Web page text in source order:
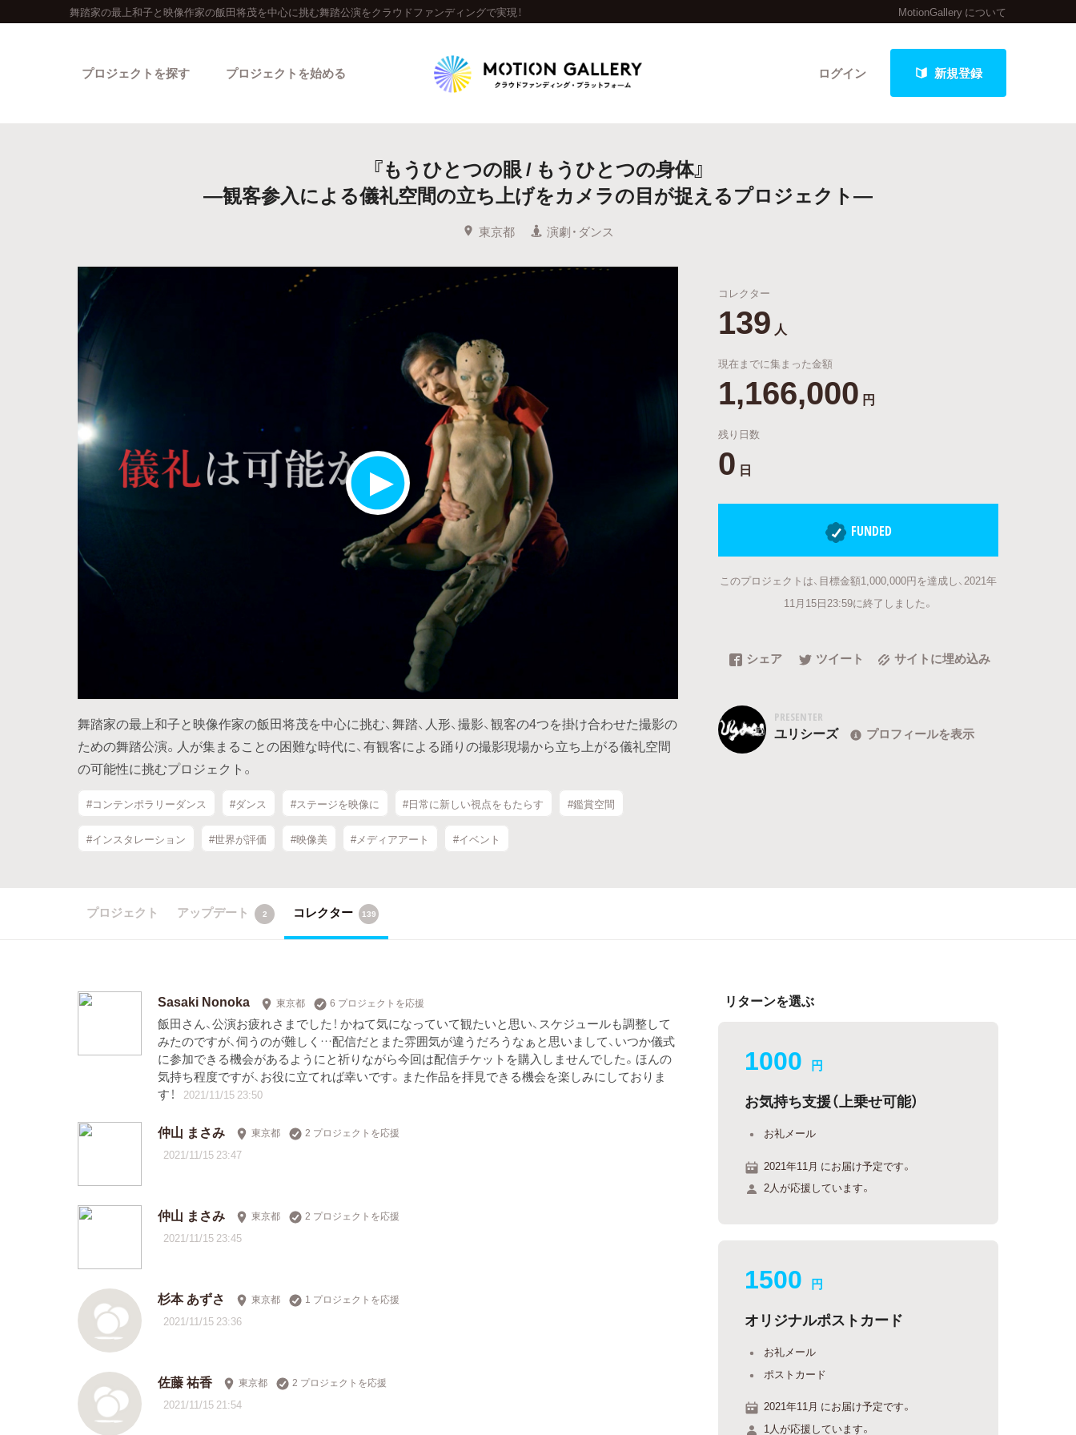
舞踏家の最上和子と映像作家の飯田将茂を中心に挑む舞踏公演をクラウドファンディングで実現！ MotionGallery について
ログイン 新規登録
プロジェクトを探す
人気のプロジェクト 新着プロジェクト 終了間近のプロジェクト
Feature
カテゴリーから探す タグから探す キュレーターから探す 特集から探す
最新達成プロジェクト
プロジェクトを始める
『もうひとつの眼 / もうひとつの身体』
―観客参入による儀礼空間の立ち上げをカメラの目が捉えるプロジェクト―
東京都 演劇・ダンス
舞踏家の最上和子と映像作家の飯田将茂を中心に挑む、舞踏、人形、撮影、観客の4つを掛け合わせた撮影の
ための舞踏公演。人が集まることの困難な時代に、有観客による踊りの撮影現場から立ち上がる儀礼空間
の可能性に挑むプロジェクト。
#コンテンポラリーダンス #ダンス #ステージを映像に #日常に新しい視点をもたらす #鑑賞空間
#インスタレーション #世界が評価 #映像美 #メディアアート #イベント
コレクター
139 人
現在までに集まった金額
1,166,000 円
残り日数
0 日
FUNDED
このプロジェクトは、目標金額1,000,000円を達成し、2021年
11月15日23:59に終了しました。
シェア ツイート サイトに埋め込み
PRESENTER
ユリシーズ プロフィールを表示
プロジェクト アップデート 2 コレクター 139
Sasaki Nonoka 東京都 6 プロジェクトを応援
飯田さん、公演お疲れさまでした！ かねて気になっていて観たいと思い、スケジュールも調整して
みたのですが、伺うのが難しく…配信だとまた雰囲気が違うだろうなぁと思いまして、いつか儀式
に参加できる機会があるようにと祈りながら今回は配信チケットを購入しませんでした。ほんの
気持ち程度ですが、お役に立てれば幸いです。また作品を拝見できる機会を楽しみにしておりま
す！
2021/11/15 23:50
仲山 まさみ 東京都 2 プロジェクトを応援
2021/11/15 23:47
仲山 まさみ 東京都 2 プロジェクトを応援
2021/11/15 23:45
杉本 あずさ 東京都 1 プロジェクトを応援
2021/11/15 23:36
佐藤 祐香 東京都 2 プロジェクトを応援
2021/11/15 21:54
リターンを選ぶ
1000 円
お気持ち支援（上乗せ可能）
お礼メール
2021年11月 にお届け予定です。
2人が応援しています。
1500 円
オリジナルポストカード
お礼メール
ポストカード
2021年11月 にお届け予定です。
1人が応援しています。